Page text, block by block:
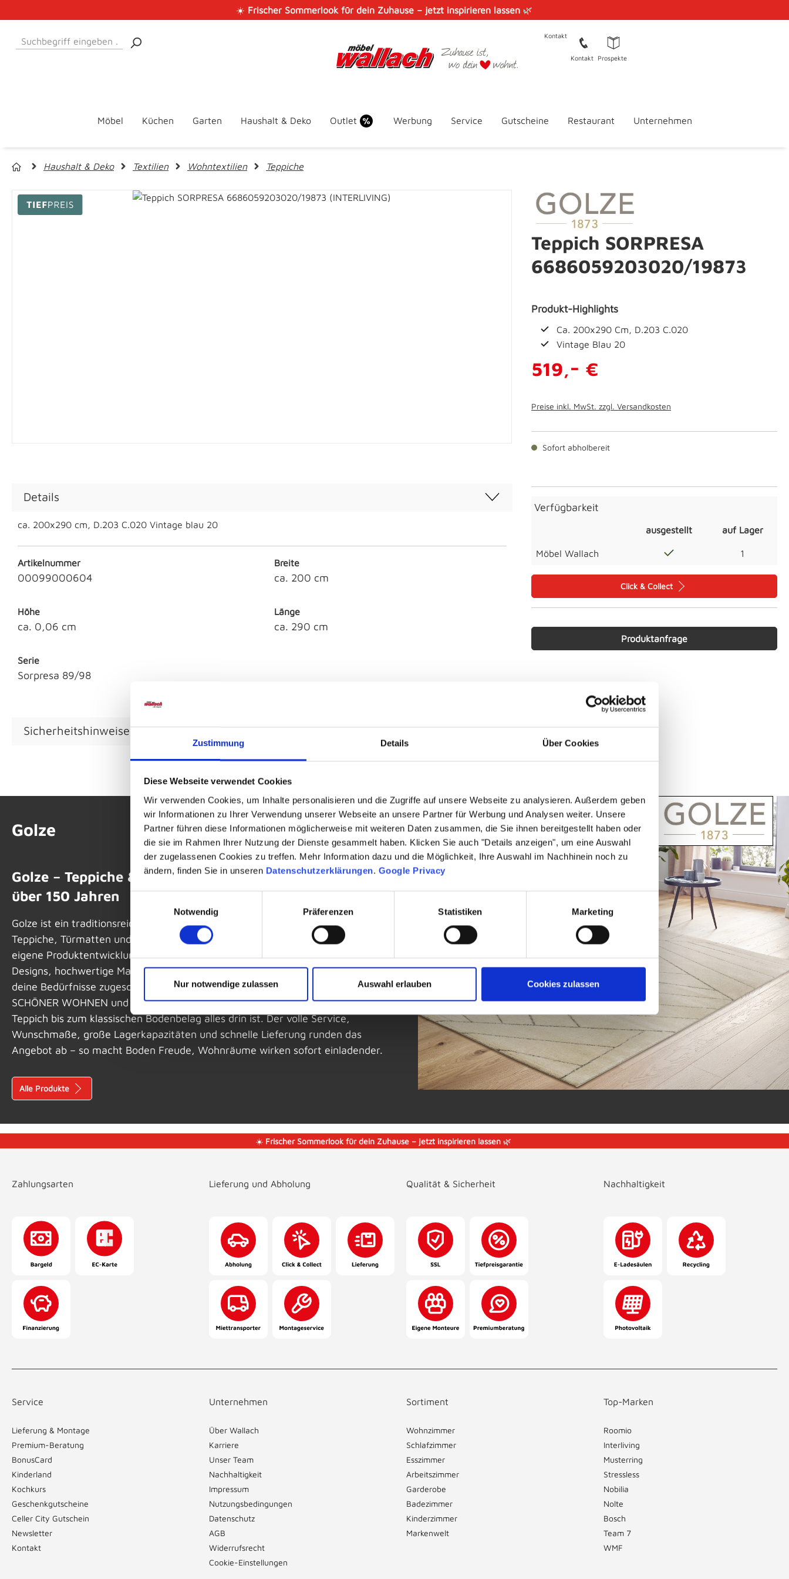
Zustimmung Details Über Cookies
Diese Webseite verwendet Cookies
Wir verwenden Cookies, um Inhalte personalisieren und die Zugriffe auf unsere Webseite zu analysieren. Außerdem geben
wir Informationen zu Ihrer Verwendung unserer Webseite an unsere Partner für Werbung und Analysen weiter. Unsere
Partner führen diese Informationen möglicherweise mit weiteren Daten zusammen, die Sie ihnen bereitgestellt haben oder
die sie im Rahmen Ihrer Nutzung der Dienste gesammelt haben. Klicken Sie auch "Details anzeigen", um eine Auswahl
der zugelassenen Cookies zu treffen. Mehr Information dazu und die Möglichkeit, Ihre Auswahl im Nachhinein noch zu
ändern, finden Sie in unseren Datenschutzerklärungen. Google Privacy
Notwendig
Präferenzen Statistiken Marketing
Nur notwendige zulassen Auswahl erlauben Cookies zulassen
☀️ Frischer Sommerlook für dein Zuhause – jetzt inspirieren lassen 🌿
Kontakt
Kontakt Prospekte
Möbel Küchen Garten Haushalt & Deko Outlet Werbung Service Gutscheine Restaurant Unternehmen
Haushalt & Deko Textilien Wohntextilien Teppiche
Bildergalerie überspringen
Teppich SORPRESA
6686059203020/19873
Produkt-Highlights
Ca. 200x290 Cm, D.203 C.020
Vintage Blau 20
519,- €
Preise inkl. MwSt. zzgl. Versandkosten
Sofort abholbereit
Verfügbarkeit
ausgestellt auf Lager
Möbel Wallach 1
Click & Collect
Produktanfrage
Details
ca. 200x290 cm, D.203 C.020 Vintage blau 20
Artikelnummer
00099000604
Breite
ca. 200 cm
Höhe
ca. 0,06 cm
Länge
ca. 290 cm
Serie
Sorpresa 89/98
Sicherheitshinweise GPSR
Golze
Golze – Teppiche & Bodenwelten für dein Zuhause seit
über 150 Jahren
Golze ist ein traditionsreiches Familienunternehmen, das Bodenbeläge,
Teppiche, Türmatten und Aluprofil-Systeme anbietet und sich durch seine
eigene Produktentwicklung auszeichnet. Für dich bedeutet das: ausgefallene
Designs, hochwertige Materialien und gute Gebrauchseigenschaften, die auf
deine Bedürfnisse zugeschnitten sind. Golze pflegt eine Markenwelt mit ASTRA,
SCHÖNER WOHNEN und JOOP!, sodass vom trendbewussten Statement-
Teppich bis zum klassischen Bodenbelag alles drin ist. Der volle Service,
Wunschmaße, große Lagerkapazitäten und schnelle Lieferung runden das
Angebot ab – so macht Boden Freude, Wohnräume wirken sofort einladender.
Alle Produkte
☀️ Frischer Sommerlook für dein Zuhause – jetzt inspirieren lassen 🌿
Zahlungsarten Lieferung und Abholung Qualität & Sicherheit Nachhaltigkeit
Service
Lieferung & Montage
Premium-Beratung
BonusCard
Kinderland
Kochkurs
Geschenkgutscheine
Celler City Gutschein
Newsletter
Kontakt
Unternehmen
Über Wallach
Karriere
Unser Team
Nachhaltigkeit
Impressum
Nutzungsbedingungen
Datenschutz
AGB
Widerrufsrecht
Cookie-Einstellungen
Sortiment
Wohnzimmer
Schlafzimmer
Esszimmer
Arbeitszimmer
Garderobe
Badezimmer
Kinderzimmer
Markenwelt
Top-Marken
Roomio
Interliving
Musterring
Stressless
Nobilia
Nolte
Bosch
Team 7
WMF